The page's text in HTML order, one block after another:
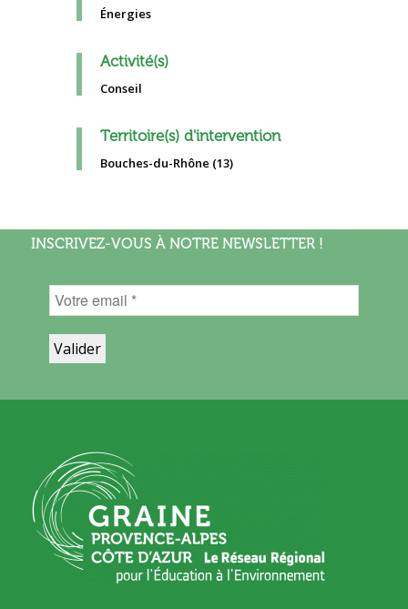
Énergies
Activité(s)
Conseil
Territoire(s) d'intervention
Bouches-du-Rhône (13)
INSCRIVEZ-VOUS À NOTRE NEWSLETTER !